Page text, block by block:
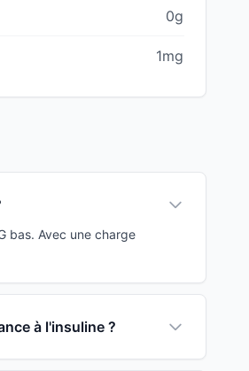
0g
1mg
bas. Avec une charge
à l'insuline ?